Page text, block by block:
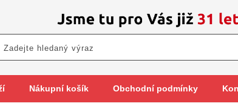
Nákupní košík Obchodní podmínky